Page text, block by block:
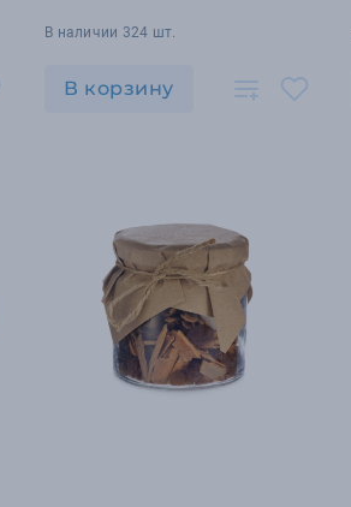
В наличии 324 шт.
В корзину